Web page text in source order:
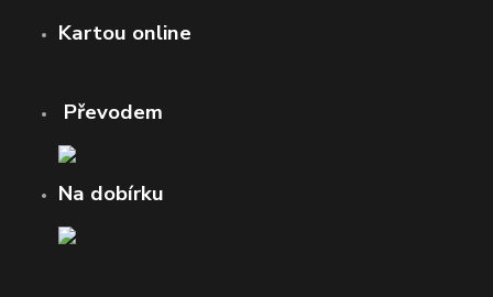
Kartou online
Převodem
Na dobírku